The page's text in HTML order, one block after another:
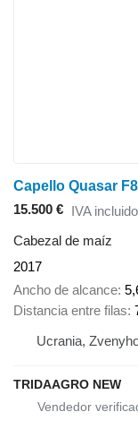
Capello Quasar F8
15.500 € IVA incluido
Cabezal de maíz
2017
Ancho de alcance
Distancia entre filas
Ucrania,
TRIDAAGRO NEW